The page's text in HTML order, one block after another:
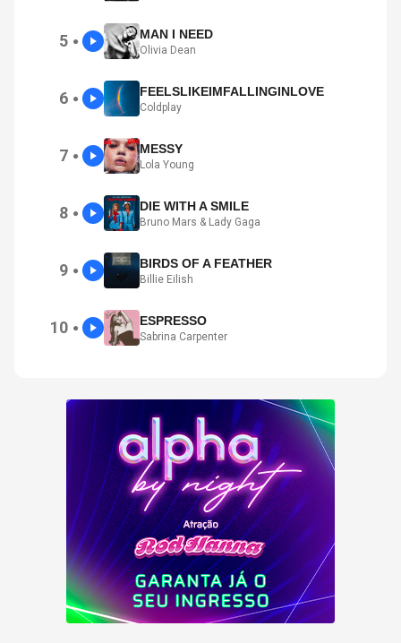
5 ● MAN I NEED
Olivia Dean
6 ● FEELSLIKEIMFALLINGINLOVE
Coldplay
7 ● MESSY
Lola Young
8 ● DIE WITH A SMILE
Bruno Mars & Lady Gaga
9 ● BIRDS OF A FEATHER
Billie Eilish
10 ● ESPRESSO
Sabrina Carpenter